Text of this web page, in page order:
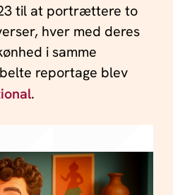
til at portrættere to
hver med deres
i samme
reportage blev
.